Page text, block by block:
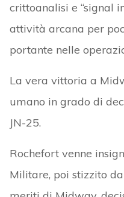
crittoanalisi e “signal
attività arcana per
portante nelle
La vera vittoria a
umano in grado di
JN-25.
Rochefort venne
Militare, poi stizzito